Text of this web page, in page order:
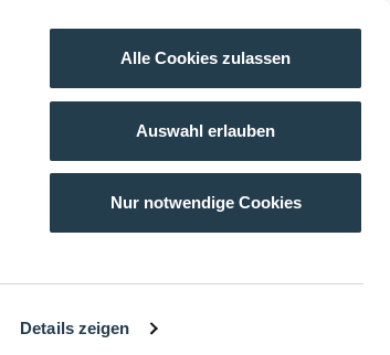
Details zeigen
Alle Cookies zulassen
Auswahl erlauben
Nur notwendige Cookies